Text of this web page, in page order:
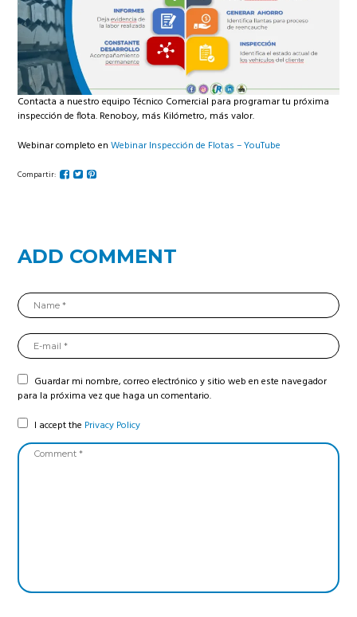
Contacta a nuestro equipo Técnico Comercial para programar tu próxima
inspección de flota. Renoboy, más Kilómetro, más valor.
Webinar completo enWebinar Inspección de Flotas – YouTube
Compartir:
ADD COMMENT
Guardar mi nombre, correo electrónico y sitio web en este navegador
para la próxima vez que haga un comentario.
I accept the Privacy Policy